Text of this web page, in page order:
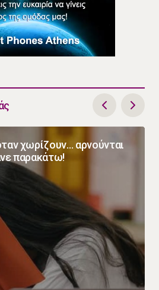
χωρίζουν… αρνούνται
παρακάτω!